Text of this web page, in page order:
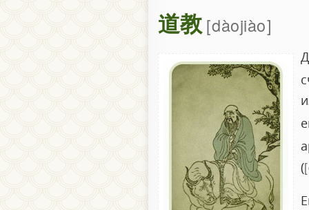
道教 dàojiào
(